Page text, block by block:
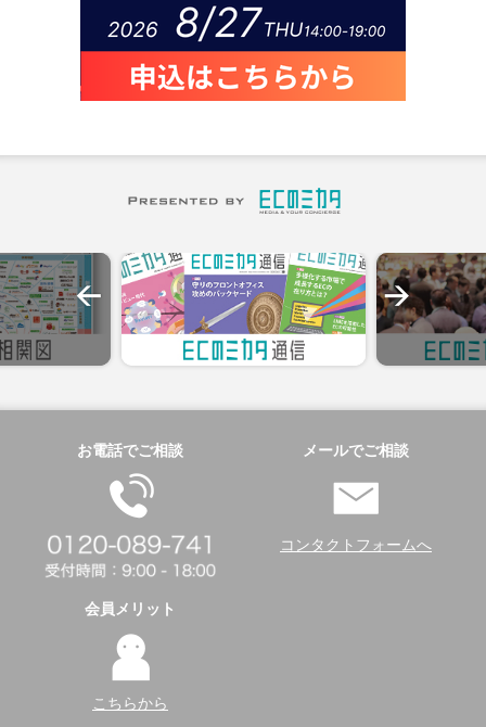
お電話でご相談 メールでご相談
コンタクトフォームへ
会員メリット
こちらから